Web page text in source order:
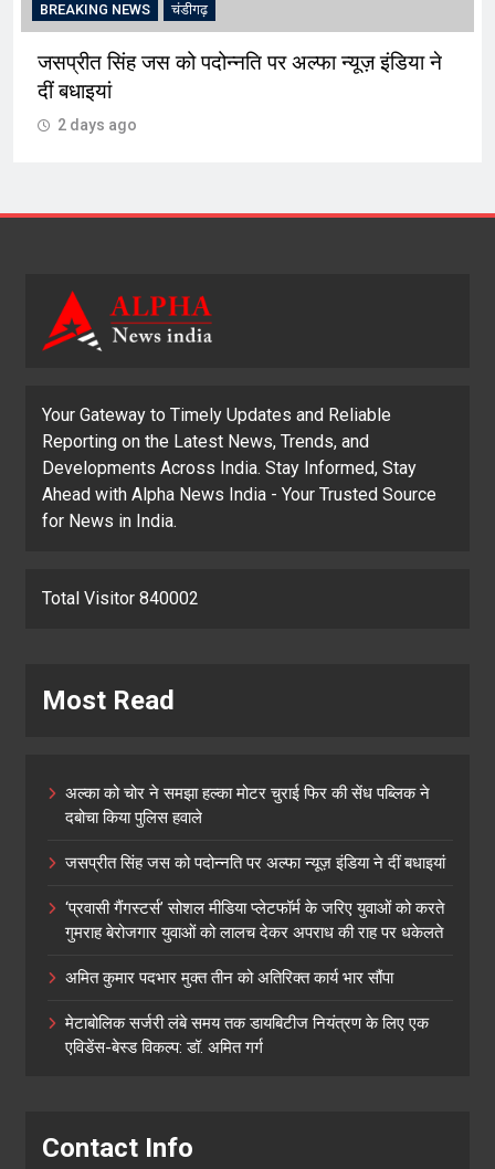
BREAKING NEWS चंडीगढ़
जसप्रीत सिंह जस को पदोन्नति पर अल्फा न्यूज़ इंडिया ने
दीं बधाइयां
2 days ago
Your Gateway to Timely Updates and Reliable
Reporting on the Latest News, Trends, and
Developments Across India. Stay Informed, Stay
Ahead with Alpha News India - Your Trusted Source
for News in India.
Total Visitor 840002
Most Read
अल्का को चोर ने समझा हल्का मोटर चुराई फिर की सेंध पब्लिक ने
दबोचा किया पुलिस हवाले
जसप्रीत सिंह जस को पदोन्नति पर अल्फा न्यूज़ इंडिया ने दीं बधाइयां
‘प्रवासी गैंगस्टर्स’ सोशल मीडिया प्लेटफॉर्म के जरिए युवाओं को करते
गुमराह बेरोजगार युवाओं को लालच देकर अपराध की राह पर धकेलते
अमित कुमार पदभार मुक्त तीन को अतिरिक्त कार्य भार सौंपा
मेटाबोलिक सर्जरी लंबे समय तक डायबिटीज नियंत्रण के लिए एक
एविडेंस-बेस्ड विकल्प: डॉ. अमित गर्ग
Contact Info